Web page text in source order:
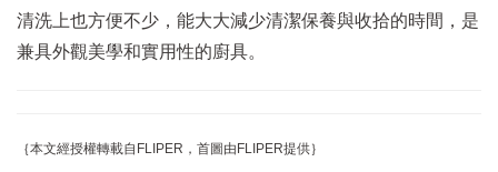
清洗上也方便不少，能大大減少清潔保養與收拾的時間，是
兼具外觀美學和實用性的廚具。
｛本文經授權轉載自FLIPER，首圖由FLIPER提供｝